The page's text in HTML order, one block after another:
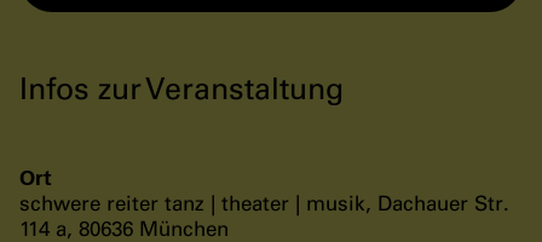
Infos zur Veranstaltung
Ort
schwere reiter tanz | theater | musik, Dachauer Str.
114 a, 80636 München